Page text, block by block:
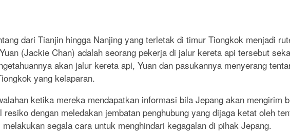
dari Tianjin hingga Nanjing yang terletak di timur Tiongkok menjadi
(Jackie Chan) adalah seorang pekerja di jalur kereta api tersebut
akan jalur kereta api, Yuan dan pasukannya menyerang
yang kelaparan.
ketika mereka mendapatkan informasi bila Jepang akan mengirim
dengan meledakan jembatan penghubung yang dijaga ketat oleh
segala cara untuk menghindari kegagalan di pihak Jepang.